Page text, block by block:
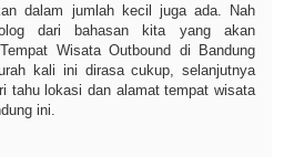
dalam jumlah kecil juga ada. Nah
dari bahasan kita yang akan
Wisata Outbound di Bandung
kali ini dirasa cukup, selanjutnya
tahu lokasi dan alamat tempat wisata
ini.